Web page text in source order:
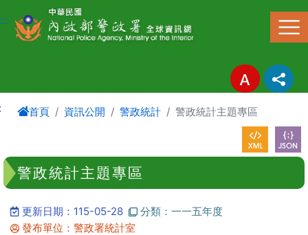
進入內容區塊
:::
首頁 資訊公開 警政統計 警政統計主題專區
警政統計主題專區
更新日期：115-05-28
分類：一一五年度
發布單位：警政署統計室